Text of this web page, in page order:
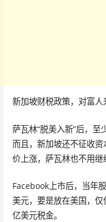
新加坡财税政策，对富人
萨瓦林“脱美入新”后，至
而且，新加坡还不征收
价上涨，萨瓦林也不用继
Facebook上市后，当年
美元，要是放在美国，
亿美元税金。